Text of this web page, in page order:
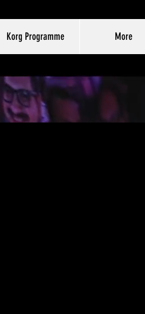
Korg Programme More